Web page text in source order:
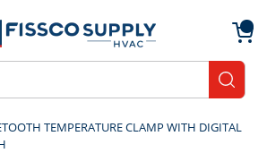
TEMPERATURE CLAMP WITH DIGITAL